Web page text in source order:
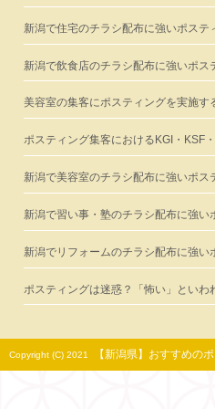
新潟で住宅のチラシ配布に強いポステ
新潟で飲食店のチラシ配布に強いポス
美容室の集客にポスティングを実施す
ポスティング集客におけるKGI・KSF
新潟で美容室のチラシ配布に強いポス
新潟で習い事・塾のチラシ配布に強い
新潟でリフォームのチラシ配布に強い
ポスティングは迷惑？「怖い」とい
Copyright (C) 2021 【新潟県】おすすめの